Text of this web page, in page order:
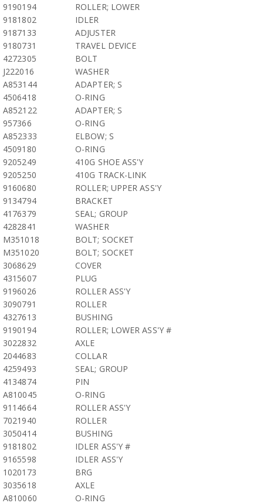
9190194
ROLLER; LOWER
9181802
IDLER
9187133
ADJUSTER
9180731
TRAVEL DEVICE
4272305
BOLT
J222016
WASHER
A853144
ADAPTER; S
4506418
O-RING
A852122
ADAPTER; S
957366
O-RING
A852333
ELBOW; S
4509180
O-RING
9205249
410G SHOE ASS'Y
9205250
410G TRACK-LINK
9160680
ROLLER; UPPER ASS'Y
9134794
BRACKET
4176379
SEAL; GROUP
4282841
WASHER
M351018
BOLT; SOCKET
M351020
BOLT; SOCKET
3068629
COVER
4315607
PLUG
9196026
ROLLER ASS'Y
3090791
ROLLER
4327613
BUSHING
9190194
ROLLER; LOWER ASS'Y #
3022832
AXLE
2044683
COLLAR
4259493
SEAL; GROUP
4134874
PIN
A810045
O-RING
9114664
ROLLER ASS'Y
7021940
ROLLER
3050414
BUSHING
9181802
IDLER ASS'Y #
9165598
IDLER ASS'Y
1020173
BRG
3035618
AXLE
A810060
O-RING